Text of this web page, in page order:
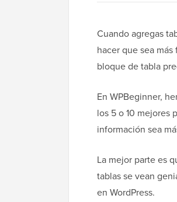
Cuando agregas
hacer que sea
bloque de tabla
En WPBeginner,
los 5 o 10 mejores
información sea
La mejor parte es
tablas se vean
en WordPress.